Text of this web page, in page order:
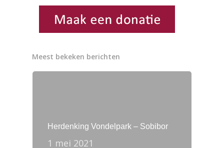
Meest bekeken berichten
Herdenking Vondelpark – Sobibor
1 mei 2021